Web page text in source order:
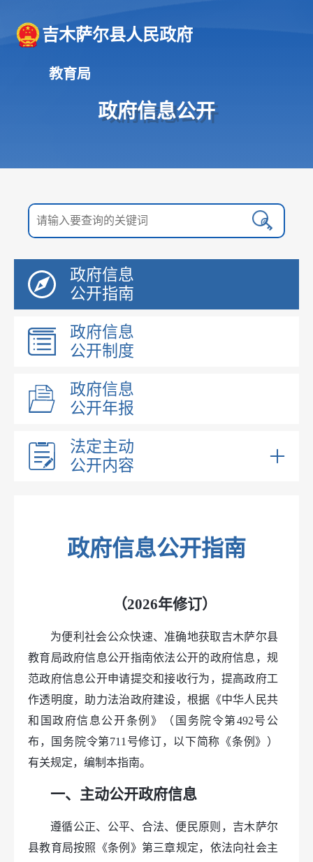
吉木萨尔县人民政府
教育局
政府信息公开
政府信息
公开指南
政府信息
公开制度
政府信息
公开年报
法定主动
公开内容
内设机构
义务教育
法治政府建设工作报告
政府信息公开指南
（2026年修订）
为便利社会公众快速、准确地获取吉木萨尔县
教育局政府信息公开指南依法公开的政府信息，规
范政府信息公开申请提交和接收行为，提高政府工
作透明度，助力法治政府建设，根据《中华人民共
和国政府信息公开条例》（国务院令第492号公
布，国务院令第711号修订，以下简称《条例》）
有关规定，编制本指南。
一、主动公开政府信息
遵循公正、公平、合法、便民原则，吉木萨尔
县教育局按照《条例》第三章规定，依法向社会主